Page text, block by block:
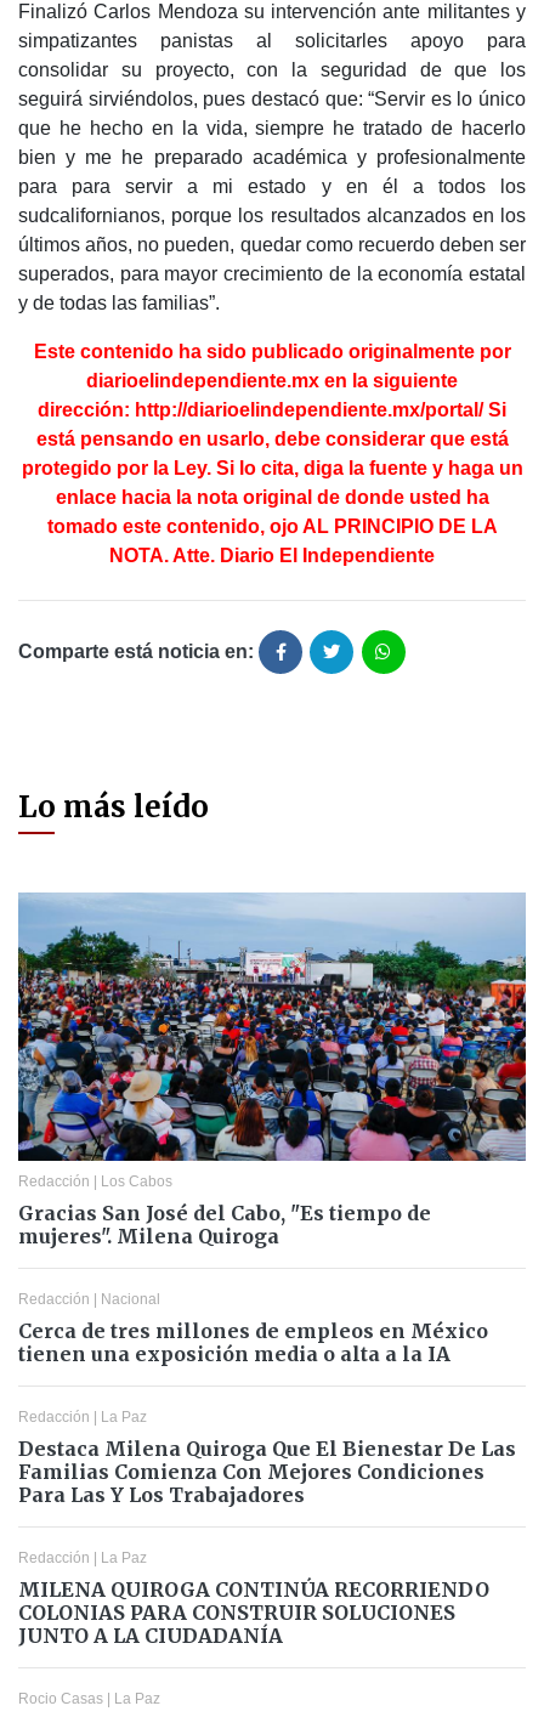
Finalizó Carlos Mendoza su intervención ante militantes y
simpatizantes panistas al solicitarles apoyo para
consolidar su proyecto, con la seguridad de que los
seguirá sirviéndolos, pues destacó que: “Servir es lo único
que he hecho en la vida, siempre he tratado de hacerlo
bien y me he preparado académica y profesionalmente
para para servir a mi estado y en él a todos los
sudcalifornianos, porque los resultados alcanzados en los
últimos años, no pueden, quedar como recuerdo deben ser
superados, para mayor crecimiento de la economía estatal
y de todas las familias”.
Este contenido ha sido publicado originalmente por
diarioelindependiente.mx en la siguiente
dirección: http://diarioelindependiente.mx/portal/Si
está pensando en usarlo, debe considerar que está
protegido por la Ley. Si lo cita, diga la fuente y haga un
enlace hacia la nota original de donde usted ha
tomado este contenido, ojo AL PRINCIPIO DE LA
NOTA. Atte. Diario El Independiente
Comparte está noticia en:
Lo más leído
Redacción Los Cabos
Gracias San José del Cabo, "Es tiempo de
mujeres". Milena Quiroga
Redacción Nacional
Cerca de tres millones de empleos en México
tienen una exposición media o alta a la IA
Redacción La Paz
Destaca Milena Quiroga Que El Bienestar De Las
Familias Comienza Con Mejores Condiciones
Para Las Y Los Trabajadores
Redacción La Paz
MILENA QUIROGA CONTINÚA RECORRIENDO
COLONIAS PARA CONSTRUIR SOLUCIONES
JUNTO A LA CIUDADANÍA
Rocio Casas La Paz